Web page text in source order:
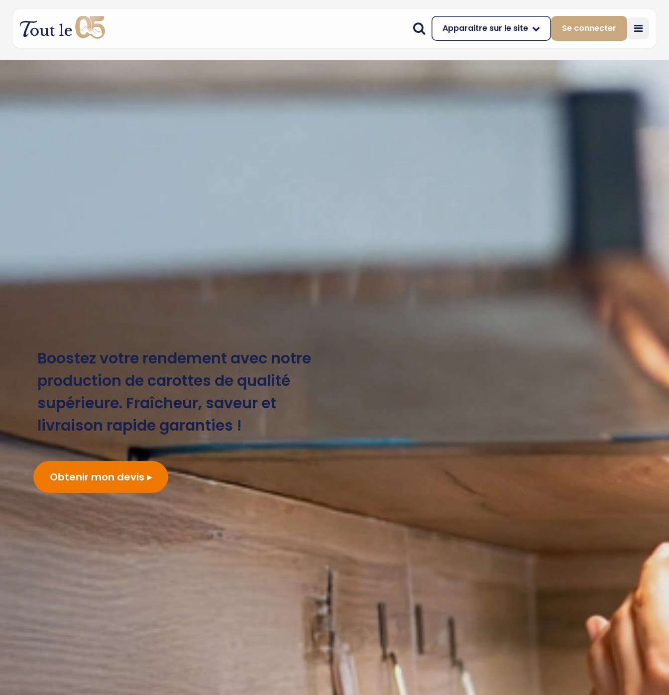
Apparaitre sur le site Se connecter
Boostez votre rendement avec notre
production de carottes de qualité
supérieure. Fraîcheur, saveur et
livraison rapide garanties !
Obtenir mon devis